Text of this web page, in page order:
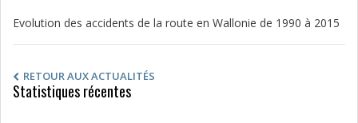
Evolution des accidents de la route en Wallonie de 1990 à 2015
RETOUR AUX ACTUALITÉS
Statistiques récentes